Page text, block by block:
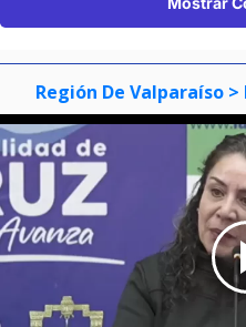
Región De Valparaíso >